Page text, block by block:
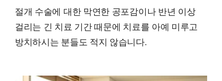
절개 수술에 대한 막연한 공포감이나 반년 이상
걸리는 긴 치료 기간 때문에 치료를 아예 미루고
방치하시는 분들도 적지 않습니다.